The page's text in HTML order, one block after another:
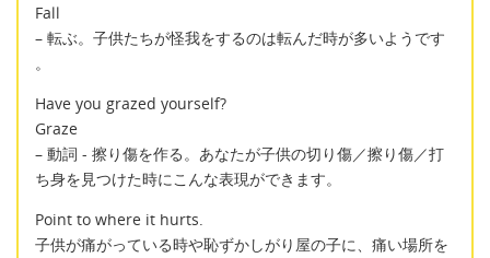
Fall
– 転ぶ。子供たちが怪我をするのは転んだ時が多いようです
。
Have you grazed yourself?
Graze
– 動詞 - 擦り傷を作る。あなたが子供の切り傷／擦り傷／打
ち身を見つけた時にこんな表現ができます。
Point to where it hurts.
子供が痛がっている時や恥ずかしがり屋の子に、痛い場所を